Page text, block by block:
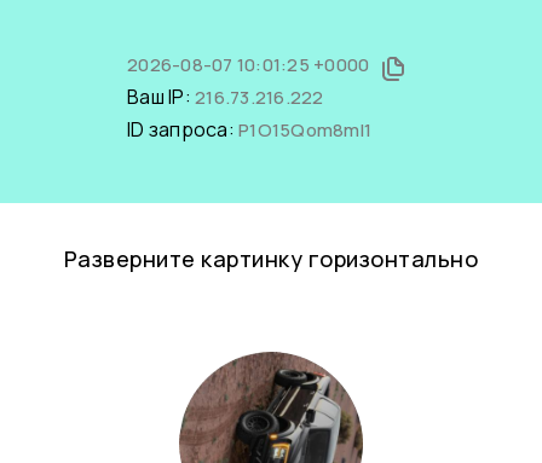
2026-08-07 10:01:25 +0000
Ваш IP: 216.73.216.222
ID запроса: P1O15Qom8mI1
Разверните картинку горизонтально